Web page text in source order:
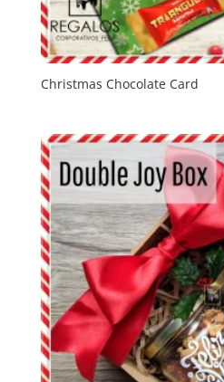
Christmas Chocolate Card